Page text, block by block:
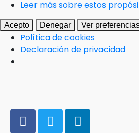
Leer más sobre estos
Acepto Denegar Ver
Política de cookies
Declaración de privacidad